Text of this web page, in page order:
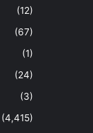
(12)
(67)
(1)
(24)
(3)
(4,415)